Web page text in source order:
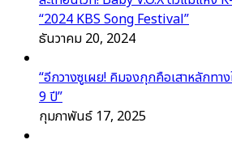
“2024 KBS Song Festival”
ธันวาคม 20, 2024
“อีกวางซูเผย! คิมจงกุกคือเสาหลักทา
9 ปี”
กุมภาพันธ์ 17, 2025